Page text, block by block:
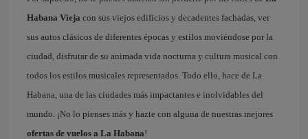
Habana Vieja con sus viejos edificios y decadentes fachadas, ver
sus autos clásicos de diferentes épocas y estilos moviéndose por la
ciudad, disfrutar de su animada vida nocturna y cultura musical con
todos los estilos musicales representados. Todo ello, hace de La
Habana, una de las ciudades más impactantes e inolvidables del
mundo. ¡No lo pienses más y hazte con alguna de nuestras mejores
ofertas de vuelos a La Habana!